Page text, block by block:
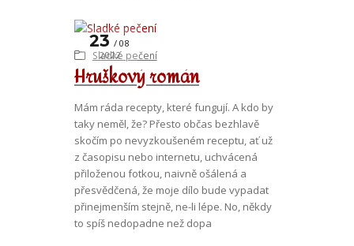
Hruškový román
23
08
2022
Sladké pečení
Mám ráda recepty, které fungují. A kdo by
taky neměl, že? Přesto občas bezhlavě
skočím po nevyzkoušeném receptu, ať už
z časopisu nebo internetu, uchvácená
přiloženou fotkou, naivně ošálená a
přesvědčená, že moje dílo bude vypadat
přinejmenším stejně, ne-li lépe. No, někdy
to spíš nedopadne než dopa